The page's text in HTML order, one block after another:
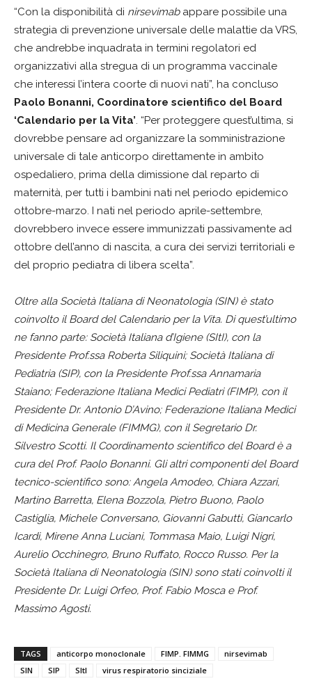
“Con la disponibilità di nirsevimabappare possibile una
strategia di prevenzione universale delle malattie da VRS,
che andrebbe inquadrata in termini regolatori ed
organizzativi alla stregua di un programma vaccinale
che interessi l’intera coorte di nuovi nati”, ha concluso
Paolo Bonanni, Coordinatore scientifico del Board
‘Calendario per la Vita’. “Per proteggere quest’ultima, si
dovrebbe pensare ad organizzare la somministrazione
universale di tale anticorpo direttamente in ambito
ospedaliero, prima della dimissione dal reparto di
maternità, per tutti i bambini nati nel periodo epidemico
ottobre-marzo. I nati nel periodo aprile-settembre,
dovrebbero invece essere immunizzati passivamente ad
ottobre dell’anno di nascita, a cura dei servizi territoriali e
del proprio pediatra di libera scelta”.
Oltre alla Società Italiana di Neonatologia (SIN) è stato
coinvolto il Board del Calendario per la Vita. Di quest’ultimo
ne fanno parte: Società Italiana d’Igiene (SItI), con la
Presidente Prof.ssa Roberta Siliquini; Società Italiana di
Pediatria (SIP), con la Presidente Prof.ssa Annamaria
Staiano; Federazione Italiana Medici Pediatri (FIMP), con il
Presidente Dr. Antonio D’Avino; Federazione Italiana Medici
di Medicina Generale (FIMMG), con il Segretario Dr.
Silvestro Scotti. Il Coordinamento scientifico del Board è a
cura del Prof. Paolo Bonanni. Gli altri componenti del Board
tecnico-scientifico sono: Angela Amodeo, Chiara Azzari,
Martino Barretta, Elena Bozzola, Pietro Buono, Paolo
Castiglia, Michele Conversano, Giovanni Gabutti, Giancarlo
Icardi, Mirene Anna Luciani, Tommasa Maio, Luigi Nigri,
Aurelio Occhinegro, Bruno Ruffato, Rocco Russo. Per la
Società Italiana di Neonatologia (SIN) sono stati coinvolti il
Presidente Dr. Luigi Orfeo, Prof. Fabio Mosca e Prof.
Massimo Agosti.
TAGS anticorpo monoclonale FIMP. FIMMG
nirsevimab
SIN
SIP SItI virus respiratorio sinciziale